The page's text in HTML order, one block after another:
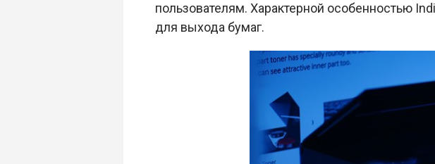
пользователям. Характерной особенностью
для выхода бумаг.